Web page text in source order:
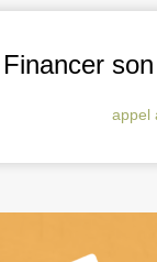
Financer
appel